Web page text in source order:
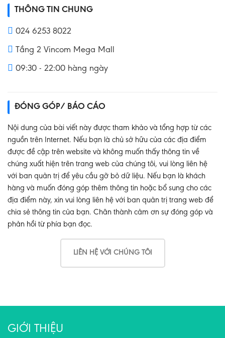
THÔNG TIN CHUNG
024 6253 8022
Tầng 2 Vincom Mega Mall
09:30 - 22:00 hàng ngày
ĐÓNG GÓP/ BÁO CÁO
Nội dung của bài viết này được tham khảo và tổng hợp từ các
nguồn trên Internet. Nếu bạn là chủ sở hữu của các địa điểm
được đề cập trên website và không muốn thấy thông tin về
chúng xuất hiện trên trang web của chúng tôi, vui lòng liên hệ
với ban quản trị để yêu cầu gỡ bỏ dữ liệu. Nếu bạn là khách
hàng và muốn đóng góp thêm thông tin hoặc bổ sung cho các
địa điểm này, xin vui lòng liên hệ với ban quản trị trang web để
chia sẻ thông tin của bạn. Chân thành cảm ơn sự đóng góp và
phản hồi từ phía bạn đọc.
LIÊN HỆ VỚI CHÚNG TÔI
GIỚI THIỆU